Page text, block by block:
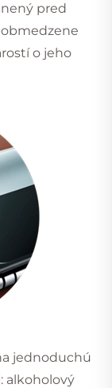
pred
o jeho
jednoduchú
alkoholový